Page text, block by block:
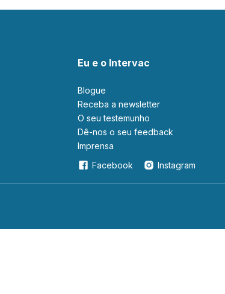
Eu e o Intervac
Blogue
Receba a newsletter
O seu testemunho
Dê-nos o seu feedback
Imprensa
Facebook
Instagram